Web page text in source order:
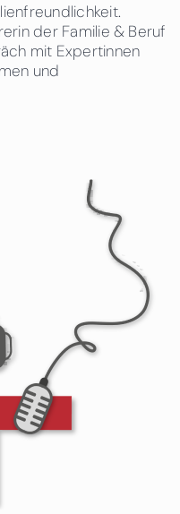
der Familie & Beruf
mit Expertinnen
und